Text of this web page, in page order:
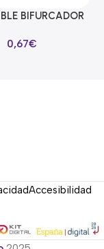
BIFURCADOR
0,67€
Accesibilidad